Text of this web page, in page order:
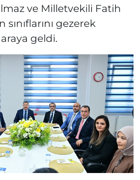
ve Milletvekili Fatih
gezerek
geldi.